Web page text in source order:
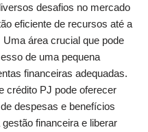
desafios no mercado
eficiente de recursos até a
área crucial que pode
de uma pequena
financeiras adequadas.
crédito PJ pode oferecer
despesas e benefícios
financeira e liberar